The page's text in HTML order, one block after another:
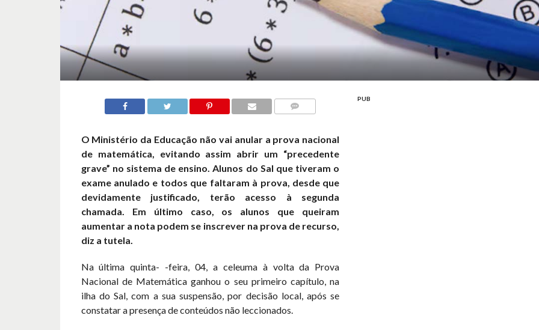
O Ministério da Educação não vai anular a prova nacional
de matemática, evitando assim abrir um “precedente
grave” no sistema de ensino. Alunos do Sal que tiveram o
exame anulado e todos que faltaram à prova, desde que
devidamente justificado, terão acesso à segunda
chamada. Em último caso, os alunos que queiram
aumentar a nota podem se inscrever na prova de recurso,
diz a tutela.
Na última quinta- -feira, 04, a celeuma à volta da Prova
Nacional de Matemática ganhou o seu primeiro capítulo, na
ilha do Sal, com a sua suspensão, por decisão local, após se
constatar a presença de conteúdos não leccionados.
PUB